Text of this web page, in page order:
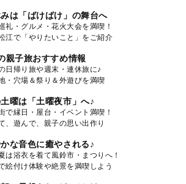
は「ばけばけ」の舞台へ
礼・グルメ・花火大会を満喫！
江で「やりたいこと」をご紹介
親子旅おすすめ情報
日帰り旅や週末・連休旅に♪
・穴場＆祭り＆外遊びを満喫
曜は「土曜夜市」へ♪
で縁日・屋台・イベント満喫！
、遊んで、親子の思い出作り
な音色に癒やされる♪
は浴衣を着て風鈴市・まつりへ！
絵付け体験や絶景を満喫しよう